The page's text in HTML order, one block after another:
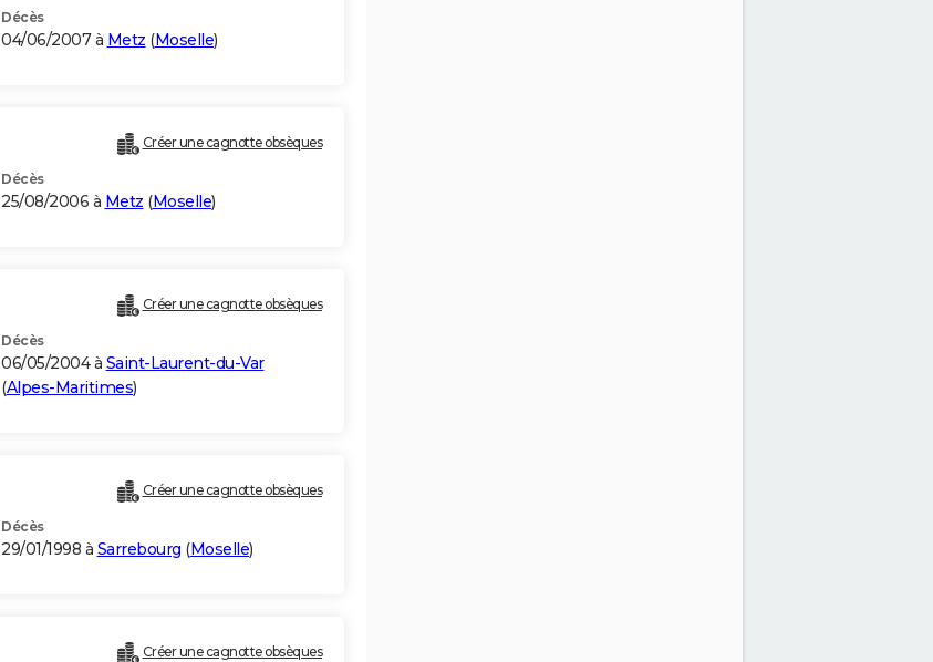
Décès
04/06/2007 à Metz (Moselle)
Créer une cagnotte obsèques
Décès
25/08/2006 à Metz (Moselle)
Créer une cagnotte obsèques
Décès
06/05/2004 à Saint-Laurent-du-Var
(Alpes-Maritimes)
Créer une cagnotte obsèques
Décès
29/01/1998 à Sarrebourg (Moselle)
Créer une cagnotte obsèques